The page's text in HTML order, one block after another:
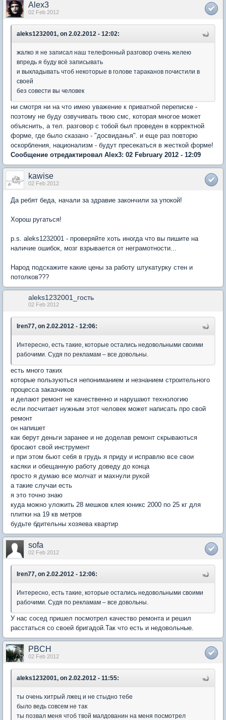
Alex3
02 Feb 2012
aleks1232001, on 2.02.2012 - 12:02:
жалко я не записал наш телефонный разговор очень желею
впредь я буду всё записывать
и выкладывать чтоб некоторые в голове тараканов почистили в
своей
без совести вы человек
ни смотря ни на что имею уважение к приватной переписке -
поэтому не буду озвучивать твою смс, которая многое может
объяснить, а тел. разговор с тобой был проведен в корректной
форме, где было сказано - "досвиданья". и еще раз повторю
оскорбления, национализм - будут пресекаться в жесткой форме!
Сообщение отредактировал Alex3: 02 February 2012 - 12:09
kawise
02 Feb 2012
Да ребят беда, начали за здравие закончили за упокой!
Хорош ругаться!
p.s. aleks1232001 - проверяйте хоть иногда что вы пишите на
наличие ошибок, мозг взрывается от неграмотности...
Народ подскажите какие цены за работу штукатурку стен и
потолков???
aleks1232001_гость
02 Feb 2012
Iren77, on 2.02.2012 - 12:06:
Интересно, есть такие, которые остались недовольными своими
рабочими. Судя по рекламам – все довольны.
есть много таких
которые пользуються непониманием и незнанием строительного
процесса заказчиков
и делают ремонт не качественно и нарушают технологию
если посчитает нужным этот человек может написать про свой
ремонт
он напишет
как берут деньги заранее и не доделав ремонт скрываються
бросают свой инструмент
и при этом бьют себя в грудь я приду и исправлю все свои
касяки и обещанную работу доведу до конца
просто я думаю все молчат и махнули рукой
а такие случаи есть
я это точно знаю
куда можно уложить 28 мешков клея юникс 2000 по 25 кг для
плитки на 19 кв метров
будьте бдительны хозяева квартир
sofa
02 Feb 2012
Iren77, on 2.02.2012 - 12:06:
Интересно, есть такие, которые остались недовольными своими
рабочими. Судя по рекламам – все довольны.
У нас сосед пришел посмотрел качество ремонта и решил
расстаться со своей бригадой.Так что есть и недовольные.
PBCH
02 Feb 2012
aleks1232001, on 2.02.2012 - 11:55:
ты очень хитрый лжец и не стыдно тебе
было ведь совсем не так
ты позвал меня чтоб твой малдованин на меня посмотрел